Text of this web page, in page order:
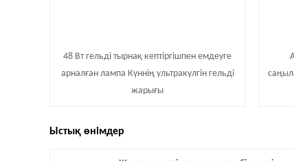
48 Вт гельді тырнақ кептіргішпен емдеуге
арналған лампа Күннің ультракүлгін гельді
жарығы
Ыстық өнімдер